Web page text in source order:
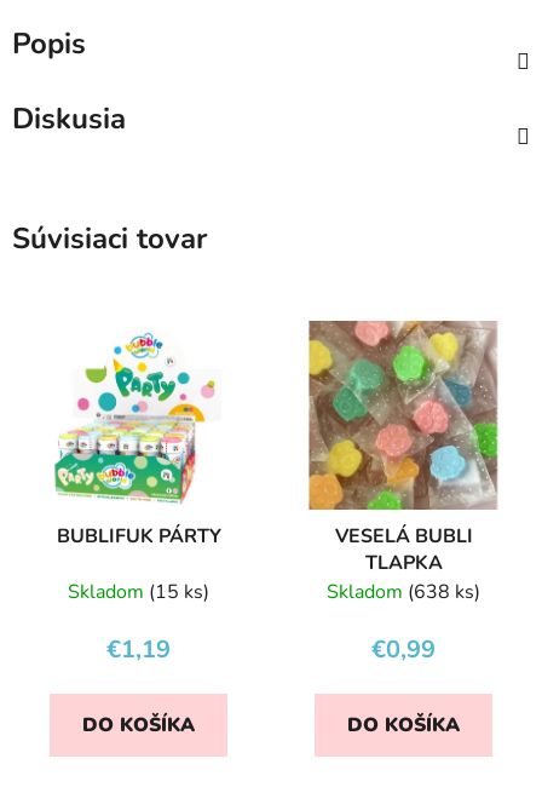
Popis
Diskusia
Súvisiaci tovar
BUBLIFUK PÁRTY
Skladom (15 ks)
€1,19
DO KOŠÍKA
VESELÁ BUBLI
TLAPKA
Skladom (638 ks)
€0,99
DO KOŠÍKA